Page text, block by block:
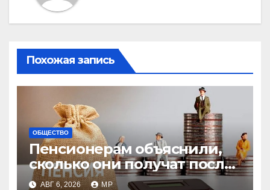
Похожая запись
ОБЩЕСТВО
Пенсионерам объяснили,
сколько они получат после
индексации
АВГ 6, 2026 MP